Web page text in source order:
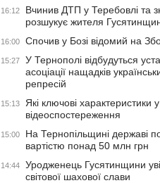
16:12
Вчинив ДТП у Теребовлі та
розшукує жителя
16:00 Спочив у Бозі відомий на
15:27
У Тернополі відбудуться
асоціації нащадків
репресій
15:13
Які ключові характеристики
відеоспостереження
15:00
На Тернопільщині державі
вартістю понад 50 млн грн
14:44
Уродженець Гусятинщини
світової шахової слави